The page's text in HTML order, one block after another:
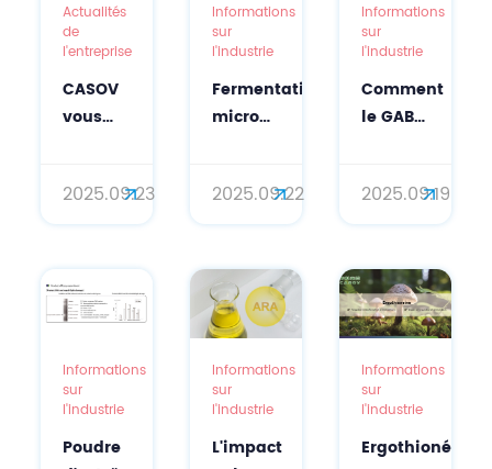
Actualités
de
l'entreprise
CASOV
vous
Cosmetics
2025 !
2025.09.23
Informations
sur
l'industrie
Fermentation
microbienne
bisabolol :
naturelle
pour les
soins
de la
peau
2025.09.22
Informations
sur
l'industrie
Comment
le GABA
le
répare
la peau
naturellement
?
2025.09.19
Informations
sur
l'industrie
Poudre
Informations
sur
l'industrie
L'impact
Informations
sur
l'industrie
Ergothionéine :